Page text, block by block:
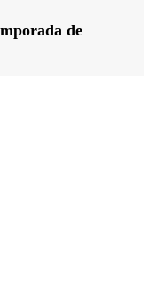
de